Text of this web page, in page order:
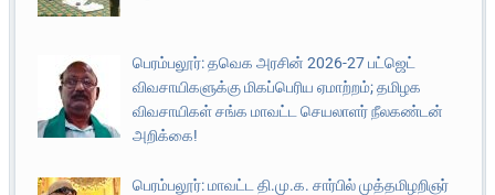
பெரம்பலூர்: தவெக அரசின் 2026-27 பட்ஜெட்
விவசாயிகளுக்கு மிகப்பெரிய ஏமாற்றம்; தமிழக
விவசாயிகள் சங்க மாவட்ட செயலாளர் நீலகண்டன்
அறிக்கை!
பெரம்பலூர்: மாவட்ட தி.மு.க. சார்பில் முத்தமிழறிஞர்